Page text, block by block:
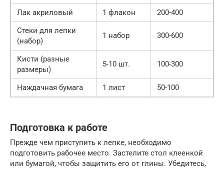
Лак акриловый 1 флакон
200-400
Стеки для лепки
(набор)
1 набор 300-600
Кисти (разные
размеры)
5-10 шт. 100-300
Наждачная бумага 1 лист 50-100
Подготовка к работе
Прежде чем приступить к лепке, необходимо
подготовить рабочее место. Застелите стол клеенкой
или бумагой, чтобы защитить его от глины. Убедитесь,